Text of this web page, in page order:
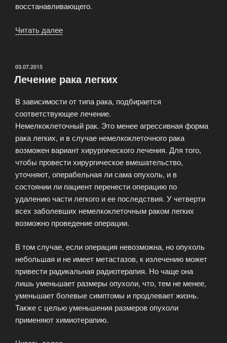
восстанавливающего.
Читать далее
—
терапия»
ОПУБЛИКОВАНО
03.07.2015
Лечение рака легких
В зависимости от типа рака, подбирается
соответствующее лечение.
Немелкоклеточный рак. Это менее агрессивная форма
рака легких, и в случае немелкоклеточного рака
возможен вариант хирургического лечения. Для того,
чтобы провести хирургическое вмешательство,
уточняют, операбельная ли сама опухоль, и в
состоянии ли пациент перенести операцию по
удалению части легкого и ее последствия. У четверти
всех заболевших немелкоклеточным раком легких
возможно проведение операции.
В том случае, если операция невозможна, но опухоль
небольшая и не имеет метастазов, к излечению может
привести радикальная радиотерапия. Но чаще она
лишь уменьшает размеры опухоли, что, тем не менее,
уменьшает болевые симптомы и продлевает жизнь.
Также с целью уменьшения размеров опухоли
применяют химиотерапию.